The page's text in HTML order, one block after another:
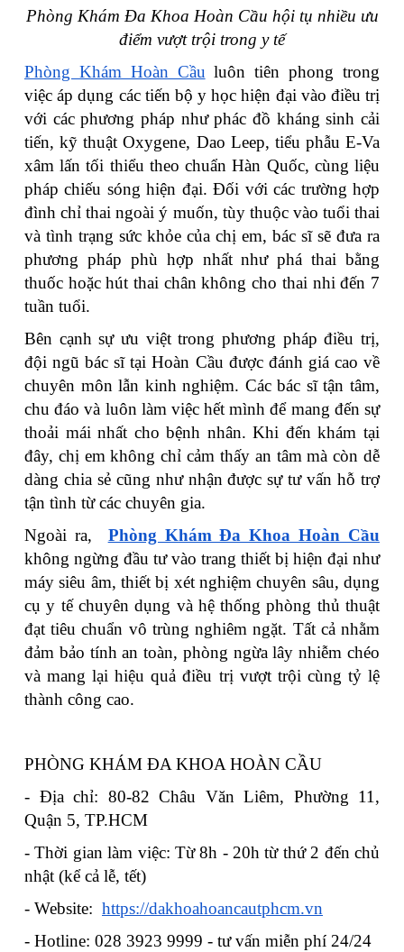
Phòng Khám Đa Khoa Hoàn Cầu hội tụ nhiều ưu
điểm vượt trội trong y tế
Phòng Khám Hoàn Cầu luôn tiên phong trong
việc áp dụng các tiến bộ y học hiện đại vào điều trị
với các phương pháp như phác đồ kháng sinh cải
tiến, kỹ thuật Oxygene, Dao Leep, tiểu phẫu E-Va
xâm lấn tối thiểu theo chuẩn Hàn Quốc, cùng liệu
pháp chiếu sóng hiện đại. Đối với các trường hợp
đình chỉ thai ngoài ý muốn, tùy thuộc vào tuổi thai
và tình trạng sức khỏe của chị em, bác sĩ sẽ đưa ra
phương pháp phù hợp nhất như phá thai bằng
thuốc hoặc hút thai chân không cho thai nhi đến 7
tuần tuổi.
Bên cạnh sự ưu việt trong phương pháp điều trị,
đội ngũ bác sĩ tại Hoàn Cầu được đánh giá cao về
chuyên môn lẫn kinh nghiệm. Các bác sĩ tận tâm,
chu đáo và luôn làm việc hết mình để mang đến sự
thoải mái nhất cho bệnh nhân. Khi đến khám tại
đây, chị em không chỉ cảm thấy an tâm mà còn dễ
dàng chia sẻ cũng như nhận được sự tư vấn hỗ trợ
tận tình từ các chuyên gia.
Ngoài ra,
Phòng Khám Đa Khoa Hoàn Cầu
không ngừng đầu tư vào trang thiết bị hiện đại như
máy siêu âm, thiết bị xét nghiệm chuyên sâu, dụng
cụ y tế chuyên dụng và hệ thống phòng thủ thuật
đạt tiêu chuẩn vô trùng nghiêm ngặt. Tất cả nhằm
đảm bảo tính an toàn, phòng ngừa lây nhiễm chéo
và mang lại hiệu quả điều trị vượt trội cùng tỷ lệ
thành công cao.
PHÒNG KHÁM ĐA KHOA HOÀN CẦU
- Địa chỉ: 80-82 Châu Văn Liêm, Phường 11,
Quận 5, TP.HCM
- Thời gian làm việc: Từ 8h - 20h từ thứ 2 đến chủ
nhật (kể cả lễ, tết)
- Website: https://dakhoahoancautphcm.vn
- Hotline: 028 3923 9999 - tư vấn miễn phí 24/24